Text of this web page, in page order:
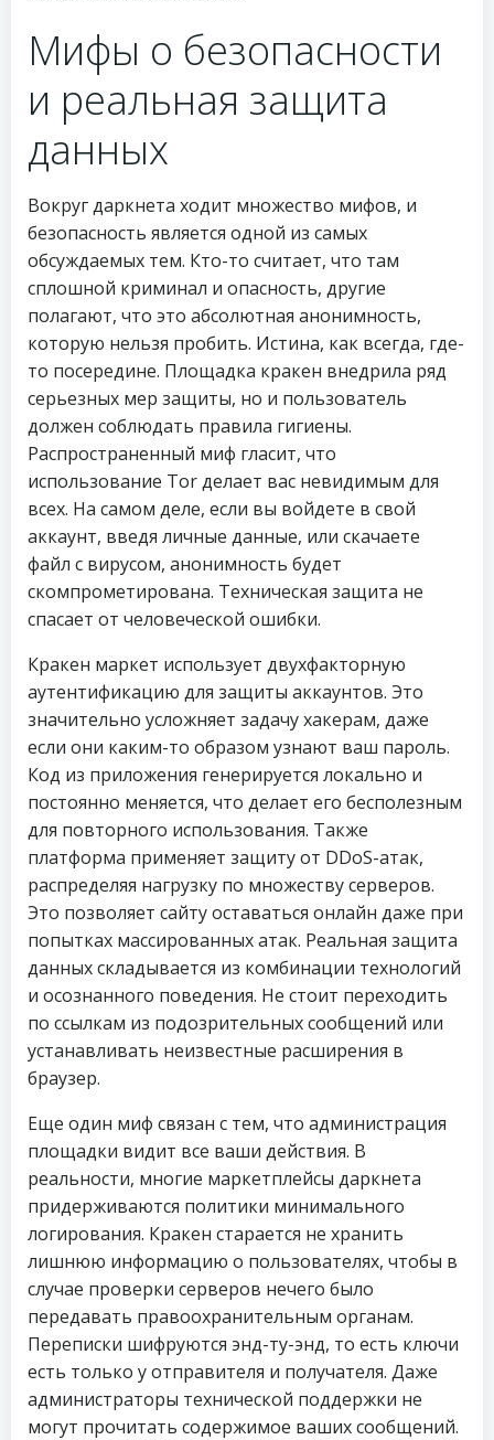
Мифы о безопасности
и реальная защита
данных
Вокруг даркнета ходит множество мифов, и
безопасность является одной из самых
обсуждаемых тем. Кто-то считает, что там
сплошной криминал и опасность, другие
полагают, что это абсолютная анонимность,
которую нельзя пробить. Истина, как всегда, где-
то посередине. Площадка кракен внедрила ряд
серьезных мер защиты, но и пользователь
должен соблюдать правила гигиены.
Распространенный миф гласит, что
использование Tor делает вас невидимым для
всех. На самом деле, если вы войдете в свой
аккаунт, введя личные данные, или скачаете
файл с вирусом, анонимность будет
скомпрометирована. Техническая защита не
спасает от человеческой ошибки.
Кракен маркет использует двухфакторную
аутентификацию для защиты аккаунтов. Это
значительно усложняет задачу хакерам, даже
если они каким-то образом узнают ваш пароль.
Код из приложения генерируется локально и
постоянно меняется, что делает его бесполезным
для повторного использования. Также
платформа применяет защиту от DDoS-атак,
распределяя нагрузку по множеству серверов.
Это позволяет сайту оставаться онлайн даже при
попытках массированных атак. Реальная защита
данных складывается из комбинации технологий
и осознанного поведения. Не стоит переходить
по ссылкам из подозрительных сообщений или
устанавливать неизвестные расширения в
браузер.
Еще один миф связан с тем, что администрация
площадки видит все ваши действия. В
реальности, многие маркетплейсы даркнета
придерживаются политики минимального
логирования. Кракен старается не хранить
лишнюю информацию о пользователях, чтобы в
случае проверки серверов нечего было
передавать правоохранительным органам.
Переписки шифруются энд-ту-энд, то есть ключи
есть только у отправителя и получателя. Даже
администраторы технической поддержки не
могут прочитать содержимое ваших сообщений.